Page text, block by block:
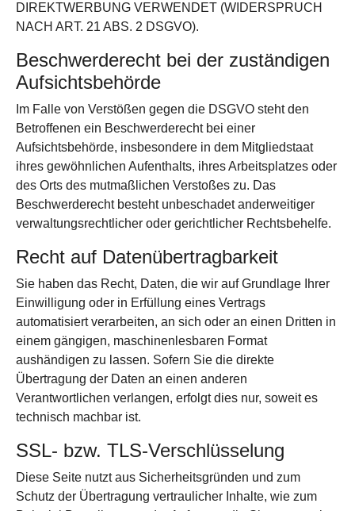
DIREKTWERBUNG VERWENDET (WIDERSPRUCH
NACH ART. 21 ABS. 2 DSGVO).
Beschwerde­recht bei der zuständigen
Aufsichts­behörde
Im Falle von Verstößen gegen die DSGVO steht den
Betroffenen ein Beschwerderecht bei einer
Aufsichtsbehörde, insbesondere in dem Mitgliedstaat
ihres gewöhnlichen Aufenthalts, ihres Arbeitsplatzes oder
des Orts des mutmaßlichen Verstoßes zu. Das
Beschwerderecht besteht unbeschadet anderweitiger
verwaltungsrechtlicher oder gerichtlicher Rechtsbehelfe.
Recht auf Daten­übertrag­barkeit
Sie haben das Recht, Daten, die wir auf Grundlage Ihrer
Einwilligung oder in Erfüllung eines Vertrags
automatisiert verarbeiten, an sich oder an einen Dritten in
einem gängigen, maschinenlesbaren Format
aushändigen zu lassen. Sofern Sie die direkte
Übertragung der Daten an einen anderen
Verantwortlichen verlangen, erfolgt dies nur, soweit es
technisch machbar ist.
SSL- bzw. TLS-Verschlüsselung
Diese Seite nutzt aus Sicherheitsgründen und zum
Schutz der Übertragung vertraulicher Inhalte, wie zum